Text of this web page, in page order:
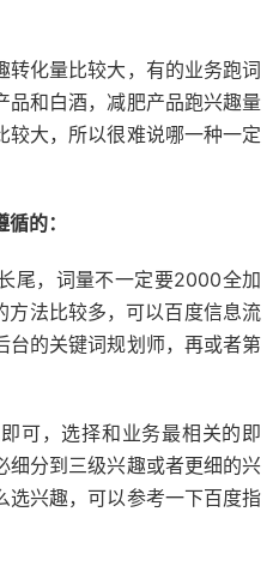
化量比较大，有的业务跑词
品和白酒，减肥产品跑兴趣量
较大，所以很难说哪一种一定
的：
尾，词量不一定要2000全加
法比较多，可以百度信息流
台的关键词规划师，再或者第
可，选择和业务最相关的即
细分到三级兴趣或者更细的兴
选兴趣，可以参考一下百度指